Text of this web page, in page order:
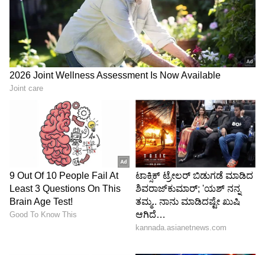
ಸಿಬ್ಬಂದಿ ಕೊರತೆ ನಡುವೆಯೂ ಸಿಬ್ಬಂದಿ ಹಗಲು ರಾತ್ರಿ ಎನ್ನದೇ
ಚರ್ಮಗಂಟು ರೋಗ ತಡೆಗೆ ಹಗಲಿರುಳು ಶ್ರಮಿಸುತ್ತಿದ್ದಾರೆ.
ಜಿಲ್ಲೆಯಲ್ಲಿ ಎಚ್‌.ಡಿ.ಕೋಟೆ ತಾಲೂಕಿನ ಗಡಿ ಬೇಗೂರು
ಹೋಬಳಿಯಲ್ಲಿ ಹೆಚ್ಚಿನ ಪ್ರಮಾಣದಲ್ಲಿ ಕಾಣಿಸಿಕೊಂಡಿದ್ದು,
ನಿರಂತರವಾಗಿ ಚಿಕಿತ್ಸೆ ನೀಡಲಾಗುತ್ತಿದೆ. ರೈತರು ಆತಂಕ ಪಡುವ
ಅಗತ್ಯವಿಲ್ಲ.
-ಡಾ. ಶಿವಣ್ಣ, ಉಪನಿರ್ದೇಶಕರು, ಪಶು ವೈದ್ಯಕೀಯ
ಇಲಾಖೆ